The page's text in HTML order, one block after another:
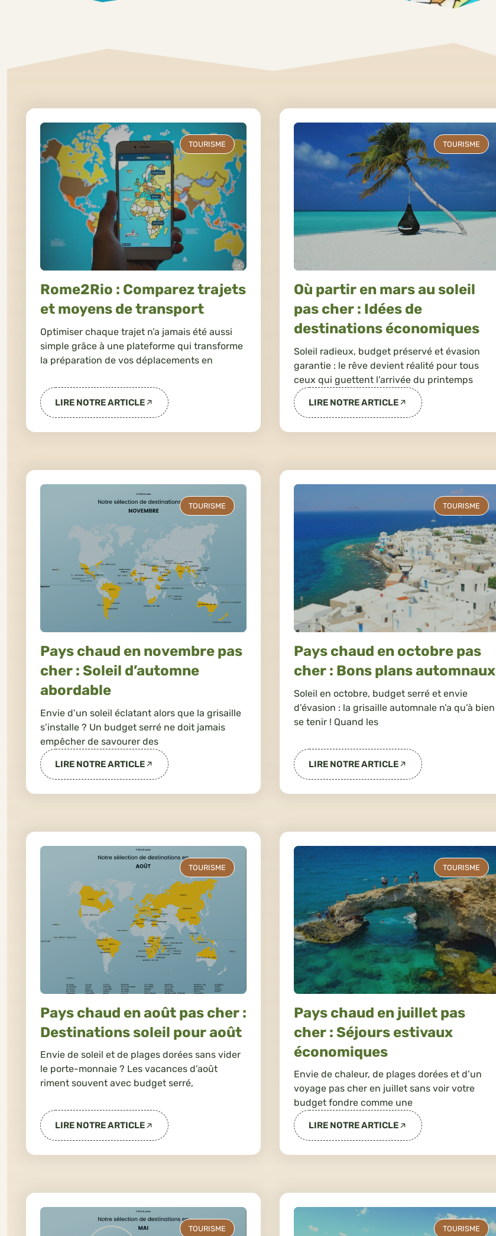
TOURISME
Rome2Rio : Comparez trajets
et moyens de transport
Optimiser chaque trajet n’a jamais été aussi
simple grâce à une plateforme qui transforme
la préparation de vos déplacements en
LIRE NOTRE ARTICLE
TOURISME
Où partir en mars au soleil
pas cher : Idées de
destinations économiques
Soleil radieux, budget préservé et évasion
garantie : le rêve devient réalité pour tous
ceux qui guettent l’arrivée du printemps
LIRE NOTRE ARTICLE
TOURISME
Pays chaud en novembre pas
cher : Soleil d’automne
abordable
Envie d’un soleil éclatant alors que la grisaille
s’installe ? Un budget serré ne doit jamais
empêcher de savourer des
LIRE NOTRE ARTICLE
TOURISME
Pays chaud en octobre pas
cher : Bons plans automnaux
Soleil en octobre, budget serré et envie
d’évasion : la grisaille automnale n’a qu’à bien
se tenir ! Quand les
LIRE NOTRE ARTICLE
TOURISME
Pays chaud en août pas cher :
Destinations soleil pour août
Envie de soleil et de plages dorées sans vider
le porte-monnaie ? Les vacances d’août
riment souvent avec budget serré,
LIRE NOTRE ARTICLE
TOURISME
Pays chaud en juillet pas
cher : Séjours estivaux
économiques
Envie de chaleur, de plages dorées et d’un
voyage pas cher en juillet sans voir votre
budget fondre comme une
LIRE NOTRE ARTICLE
TOURISME TOURISME